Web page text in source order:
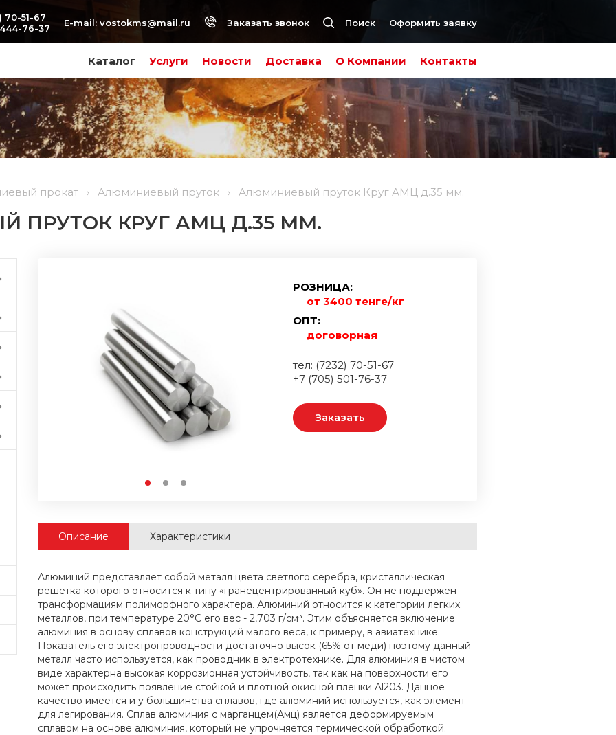
Каталог Услуги Новости Доставка О Компании Контакты
70-51-67
76-37
E-mail: vostokms@mail.ru Заказать звонок Поиск Оформить заявку
прокат Алюминиевый пруток Алюминиевый пруток Круг АМЦ д.35 мм.
ПРУТОК КРУГ АМЦ Д.35 ММ.
РОЗНИЦА:
от 3400 тенге/кг
ОПТ:
договорная
тел: (7232) 70-51-67
+7 (705) 501-76-37
Заказать
Описание Характеристики
Алюминий представляет собой металл цвета светлого серебра, кристаллическая
решетка которого относится к типу «гранецентрированный куб». Он не подвержен
трансформациям полиморфного характера. Алюминий относится к категории легких
металлов, при температуре 20°С его вес - 2,703 г/см³. Этим объясняется включение
алюминия в основу сплавов конструкций малого веса, к примеру, в авиатехнике.
Показатель его электропроводности достаточно высок (65% от меди) поэтому данный
металл часто используется, как проводник в электротехнике. Для алюминия в чистом
виде характерна высокая коррозионная устойчивость, так как на поверхности его
может происходить появление стойкой и плотной окисной пленки Al203. Данное
качество имеется и у большинства сплавов, где алюминий используется, как элемент
для легирования. Сплав алюминия с марганцем(Амц) является деформируемым
сплавом на основе алюминия, который не упрочняется термической обработкой.